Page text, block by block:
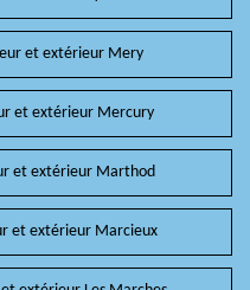
et extérieur Mery
et extérieur Mercury
et extérieur Marthod
et extérieur Marcieux